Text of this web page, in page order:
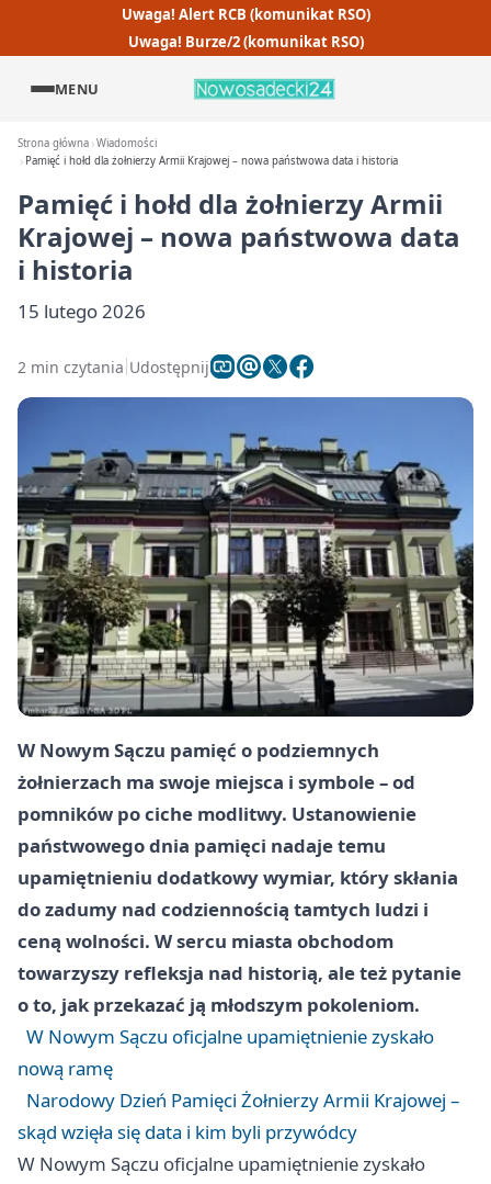
Uwaga! Alert RCB (komunikat RSO)
Uwaga! Burze/2 (komunikat RSO)
MENU
Strona główna Wiadomości
Pamięć i hołd dla żołnierzy Armii Krajowej – nowa państwowa data i historia
Pamięć i hołd dla żołnierzy Armii
Krajowej – nowa państwowa data
i historia
15 lutego 2026
2 min czytania Udostępnij
W Nowym Sączu pamięć o podziemnych
żołnierzach ma swoje miejsca i symbole – od
pomników po ciche modlitwy. Ustanowienie
państwowego dnia pamięci nadaje temu
upamiętnieniu dodatkowy wymiar, który skłania
do zadumy nad codziennością tamtych ludzi i
ceną wolności. W sercu miasta obchodom
towarzyszy refleksja nad historią, ale też pytanie
o to, jak przekazać ją młodszym pokoleniom.
W Nowym Sączu oficjalne upamiętnienie zyskało
nową ramę
Narodowy Dzień Pamięci Żołnierzy Armii Krajowej –
skąd wzięła się data i kim byli przywódcy
W Nowym Sączu oficjalne upamiętnienie zyskało